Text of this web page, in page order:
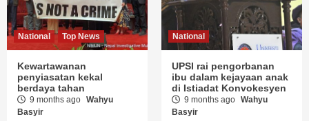
National Top News
Kewartawanan
penyiasatan kekal
berdaya tahan
9 months ago Wahyu
Basyir
National
UPSI rai pengorbanan
ibu dalam kejayaan anak
di Istiadat Konvokesyen
9 months ago Wahyu
Basyir